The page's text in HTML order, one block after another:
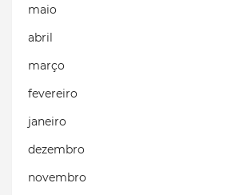
maio
abril
março
fevereiro
janeiro
dezembro
novembro